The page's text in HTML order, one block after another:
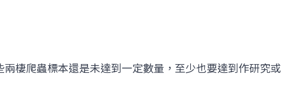
棲爬蟲標本還是未達到一定數量，至少也要達到作研究或